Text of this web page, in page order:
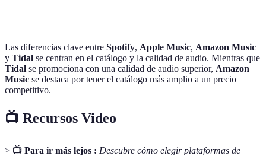
Las diferencias clave entre Spotify, Apple Music, Amazon Music
y Tidal se centran en el catálogo y la calidad de audio. Mientras que
Tidal se promociona con una calidad de audio superior, Amazon
Music se destaca por tener el catálogo más amplio a un precio
competitivo.
📺 Recursos Video
> 📺 Para ir más lejos : Descubre cómo elegir plataformas de